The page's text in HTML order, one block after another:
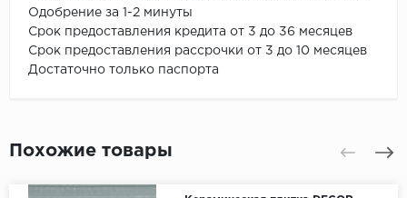
Одобрение за 1-2 минуты
Срок предоставления кредита от 3 до 36 месяцев
Срок предоставления рассрочки от 3 до 10 месяцев
Достаточно только паспорта
Похожие товары